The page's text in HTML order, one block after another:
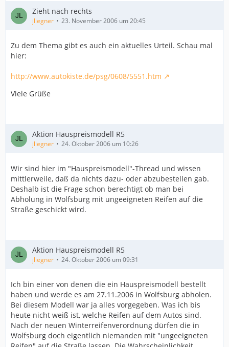
Zieht nach rechts
jliegner 23. November 2006 um 20:45
Zu dem Thema gibt es auch ein aktuelles Urteil. Schau mal
hier:
http://www.autokiste.de/psg/0608/5551.htm
Viele Grüße
Aktion Hauspreismodell R5
jliegner 24. Oktober 2006 um 10:26
Wir sind hier im "Hauspreismodell"-Thread und wissen
mittlerweile, daß da nichts dazu- oder abzubestellen gab.
Deshalb ist die Frage schon berechtigt ob man bei
Abholung in Wolfsburg mit ungeeigneten Reifen auf die
Straße geschickt wird.
Aktion Hauspreismodell R5
jliegner 24. Oktober 2006 um 09:31
Ich bin einer von denen die ein Hauspreismodell bestellt
haben und werde es am 27.11.2006 in Wolfsburg abholen.
Bei diesem Modell war ja alles vorgegeben. Was ich bis
heute nicht weiß ist, welche Reifen auf dem Autos sind.
Nach der neuen Winterreifenverordnung dürfen die in
Wolfsburg doch eigentlich niemanden mit "ungeeigneten